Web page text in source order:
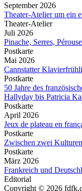
September 2026
Theater-Atelier um ein
Theater-Atelier
Juli 2026
Pinache, Serres,
Postkarte
Mai 2026
Cannstatter
Postkarte
50 Jahre des
Hallyday bis Patricia
Postkarte
April 2026
Jeux de plateau en
Postkarte
Zwischen zwei
Postkarte
März 2026
Frankreich und
Editorial
Copyright © 2026